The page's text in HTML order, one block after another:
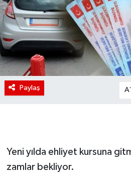
Paylaş A-
Yeni yılda ehliyet kursuna
zamlar bekliyor.